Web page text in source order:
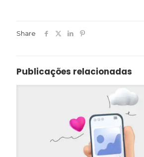
Share
Publicações relacionadas